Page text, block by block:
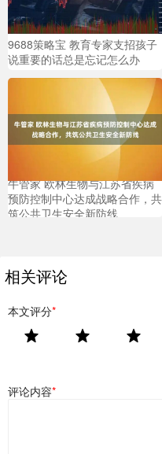
9688策略宝 教育专家支招孩子
说重要的话总是忘记怎么办
牛管家 欧林生物与江苏省疾病
预防控制中心达成战略合作，共
筑公共卫生安全新防线
相关评论
本文评分*
评论内容*